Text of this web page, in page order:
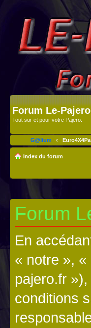
Forum Le-
Tout sur et pour votre Pajero.
G@lium ‹
Index du forum
Forum
En
« notre »,
pajero.fr
conditions